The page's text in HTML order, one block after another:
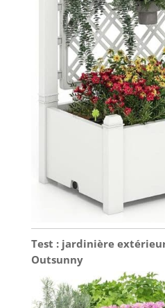
Test : jardinière
Outsunny